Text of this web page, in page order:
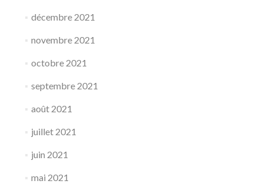
décembre 2021
novembre 2021
octobre 2021
septembre 2021
août 2021
juillet 2021
juin 2021
mai 2021